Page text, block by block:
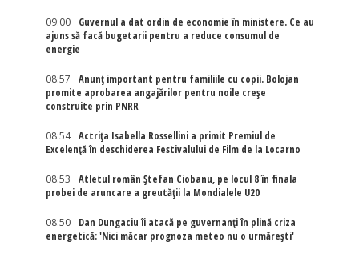
09:00
Guvernul a dat ordin de economie în ministere. Ce au
ajuns să facă bugetarii pentru a reduce consumul de
energie
08:57
Anunț important pentru familiile cu copii. Bolojan
promite aprobarea angajărilor pentru noile creșe
construite prin PNRR
08:54
Actriţa Isabella Rossellini a primit Premiul de
Excelenţă în deschiderea Festivalului de Film de la Locarno
08:53
Atletul român Ștefan Ciobanu, pe locul 8 în finala
probei de aruncare a greutății la Mondialele U20
08:50
Dan Dungaciu îi atacă pe guvernanți în plină criza
energetică: 'Nici măcar prognoza meteo nu o urmărești'